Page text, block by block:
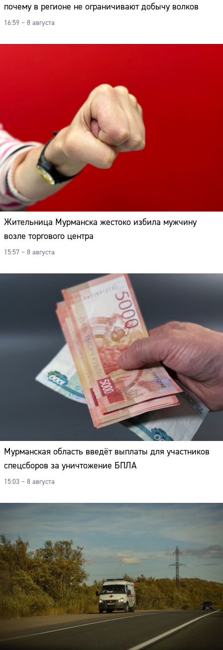
почему в регионе не ограничивают добычу волков
16:59 – 8 августа
Жительница Мурманска жестоко избила мужчину
возле торгового центра
15:57 – 8 августа
Мурманская область введёт выплаты для участников
спецсборов за уничтожение БПЛА
15:03 – 8 августа